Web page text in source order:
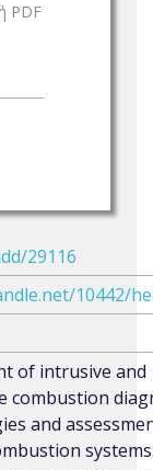
PDF
29116
10442/
of intrusive and
combustion
and